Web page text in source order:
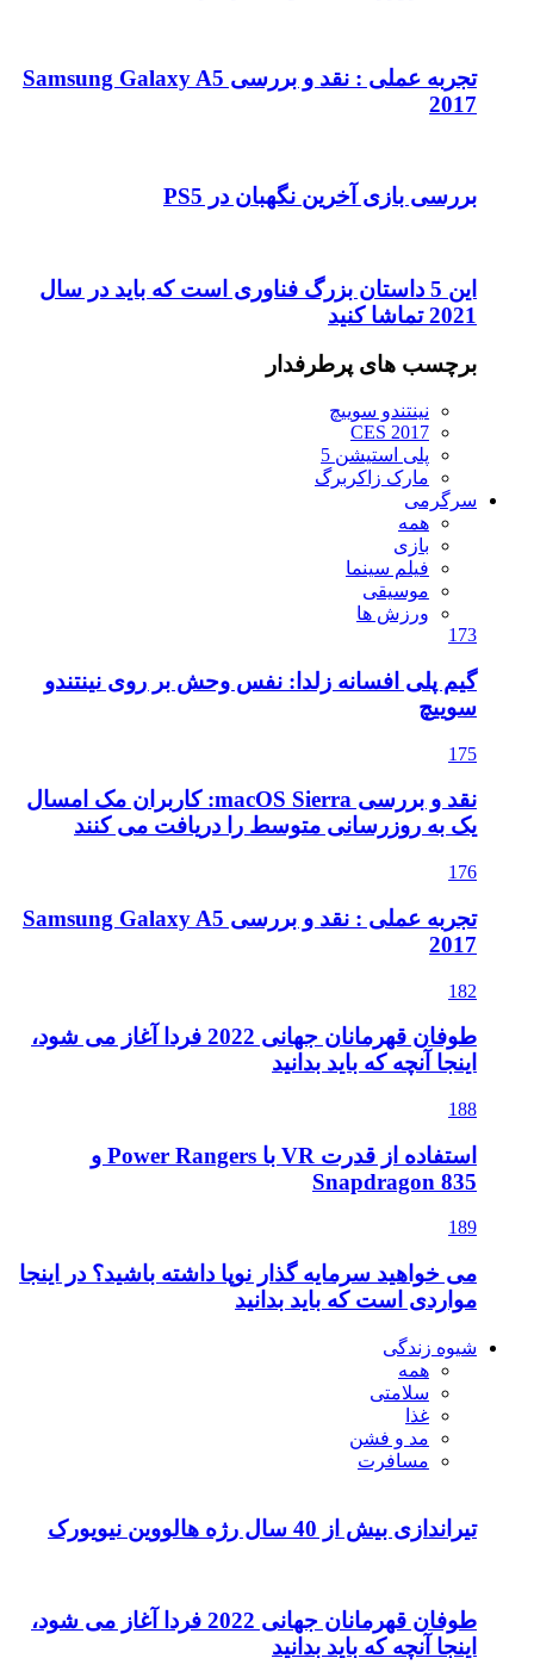
تجربه عملی : نقد و بررسی Samsung Galaxy A5
2017
بررسی بازی آخرین نگهبان در PS5
این 5 داستان بزرگ فناوری است که باید در سال
2021 تماشا کنید
برچسب های پرطرفدار
نینتندو سوییچ
CES 2017
پلی استیشن 5
مارک زاکربرگ
سرگرمی
همه
بازی
فیلم سینما
موسیقی
ورزش ها
173
گیم پلی افسانه زلدا: نفس وحش بر روی نینتندو
سوییچ
175
نقد و بررسی macOS Sierra: کاربران مک امسال
یک به روزرسانی متوسط را دریافت می کنند
176
تجربه عملی : نقد و بررسی Samsung Galaxy A5
2017
182
طوفان قهرمانان جهانی 2022 فردا آغاز می شود،
اینجا آنچه که باید بدانید
188
استفاده از قدرت VR با Power Rangers و
Snapdragon 835
189
می خواهید سرمایه گذار نوپا داشته باشید؟ در اینجا
مواردی است که باید بدانید
شیوه زندگی
همه
سلامتی
غذا
مد و فشن
مسافرت
تیراندازی بیش از 40 سال رژه هالووین نیویورک
طوفان قهرمانان جهانی 2022 فردا آغاز می شود،
اینجا آنچه که باید بدانید